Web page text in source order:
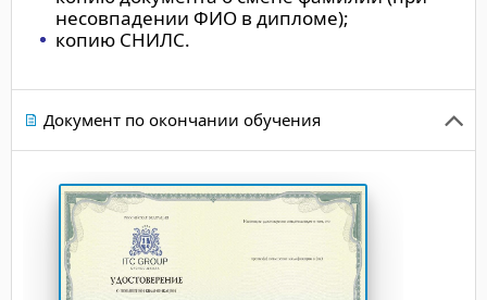
несовпадении ФИО в дипломе);
копию СНИЛС.
Документ по окончании обучения